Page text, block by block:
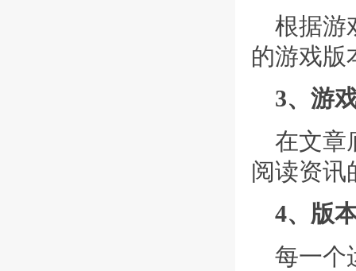
根据游
的游戏版
3、游
在文章
阅读资讯
4、版
每一个